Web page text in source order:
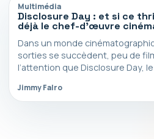
Multimédia
Disclosure Day : et si ce
déjà le chef-d’œuvre
2026 ?
Dans un monde
sorties se succèdent, peu de
l’attention que Disclosure Day,
Jimmy Falro